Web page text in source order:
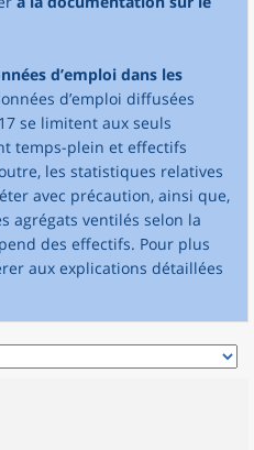
d’emploi dans les
d’emploi diffusées
se limitent aux seuls
temps-plein et effectifs
les statistiques relatives
avec précaution, ainsi que,
agrégats ventilés selon la
des effectifs. Pour plus
aux explications détaillées